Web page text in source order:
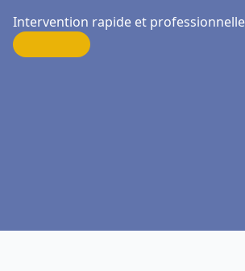
Intervention rapide et professionnelle